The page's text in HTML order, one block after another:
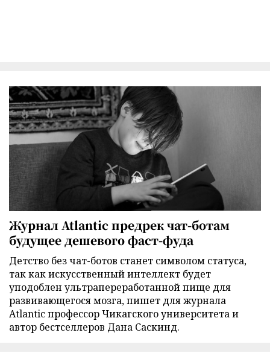
Журнал Atlantic предрек чат-ботам
будущее дешевого фаст-фуда
Детство без чат-ботов станет символом статуса,
так как искусственный интеллект будет
уподоблен ультрапереработанной пище для
развивающегося мозга, пишет для журнала
Atlantic профессор Чикагского университета и
автор бестселлеров Дана Саскинд.